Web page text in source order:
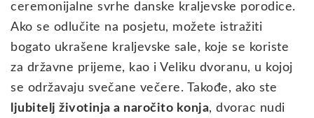
ceremonijalne svrhe danske kraljevske porodice.
Ako se odlučite na posjetu, možete istražiti
bogato ukrašene kraljevske sale, koje se koriste
za državne prijeme, kao i Veliku dvoranu, u kojoj
se održavaju svečane večere. Takođe, ako ste
ljubitelj životinja a naročito konja, dvorac nudi